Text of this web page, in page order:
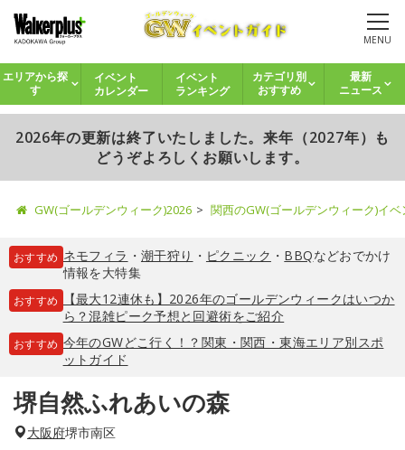
MENU
エリアから探
す
イベント
カレンダー
イベント
ランキング
カテゴリ別
おすすめ
最新
ニュース
2026年の更新は終了いたしました。来年（2027年）も
どうぞよろしくお願いします。
GW(ゴールデンウィーク)2026 関西のGW(ゴールデンウィーク)イ
おすすめ ネモフィラ ・ 潮干狩り ・ ピクニック ・ BBQなどおでかけ
情報を大特集
おすすめ
【最大12連休も】2026年のゴールデンウィークはいつか
ら？混雑ピーク予想と回避術をご紹介
おすすめ 今年のGWどこ行く！？関東・関西・東海エリア別スポ
ットガイド
堺自然ふれあいの森
大阪府堺市南区